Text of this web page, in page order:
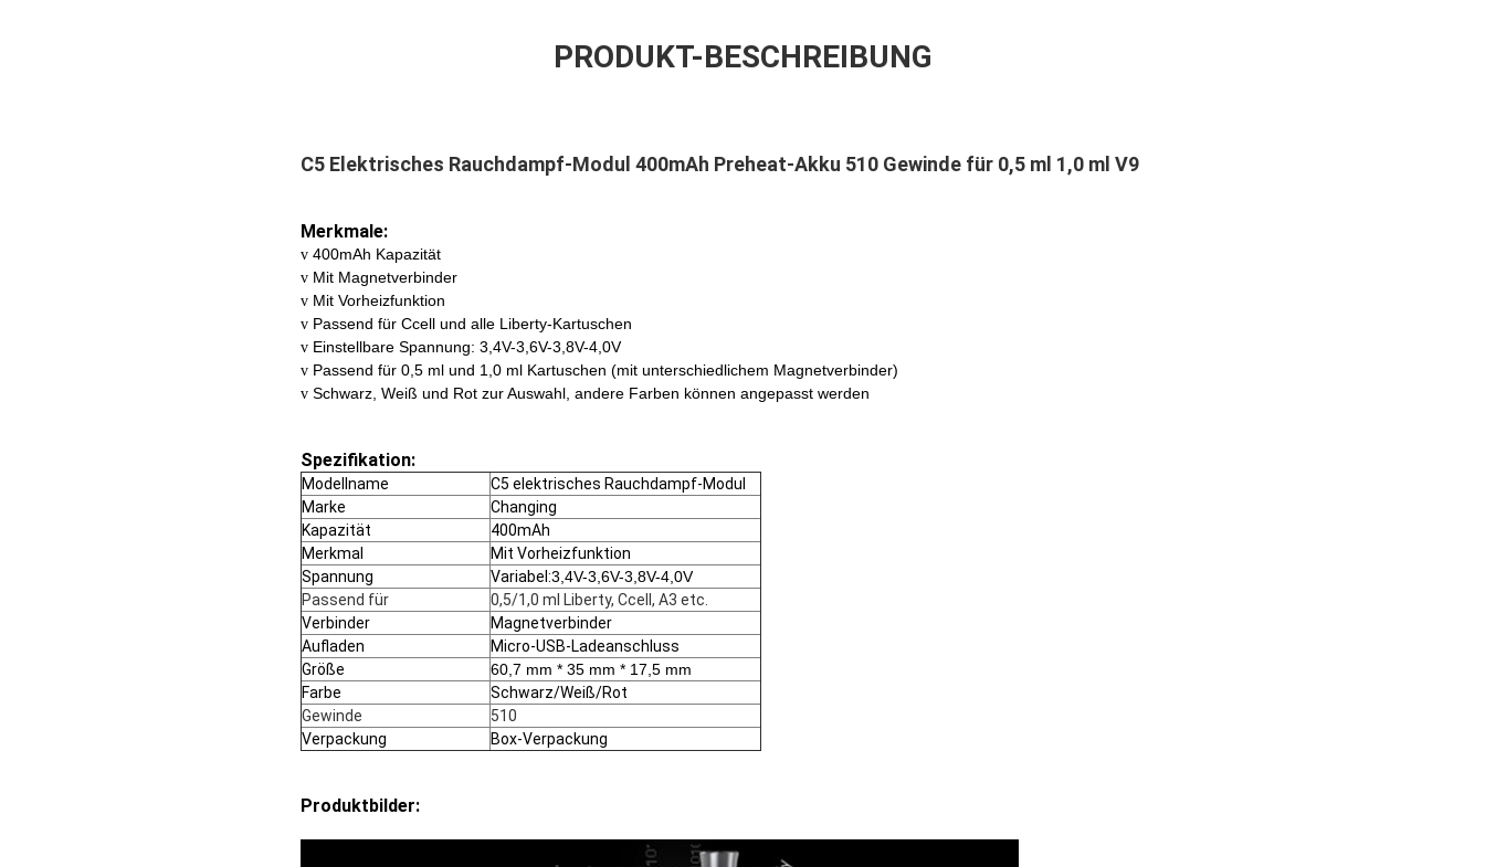
PRODUKT-BESCHREIBUNG
C5 Elektrisches Rauchdampf-Modul 400mAh Preheat-Akku 510 Gewinde für 0,5 ml 1,0 ml V9
Merkmale:
v 400mAh Kapazität
v Mit Magnetverbinder
v Mit Vorheizfunktion
v Passend für Ccell und alle Liberty-Kartuschen
v Einstellbare Spannung: 3,4V-3,6V-3,8V-4,0V
v Passend für 0,5 ml und 1,0 ml Kartuschen (mit unterschiedlichem Magnetverbinder)
v Schwarz, Weiß und Rot zur Auswahl, andere Farben können angepasst werden
Spezifikation:
Modellname
C5 elektrisches Rauchdampf-Modul
Marke
Changing
Kapazität
400mAh
Merkmal
Mit Vorheizfunktion
Spannung
Variabel:3,4V-3,6V-3,8V-4,0V
Passend für
0,5/1,0 ml Liberty, Ccell, A3 etc.
Verbinder
Magnetverbinder
Aufladen
Micro-USB-Ladeanschluss
Größe
60,7 mm * 35 mm * 17,5 mm
Farbe
Schwarz/Weiß/Rot
Gewinde
510
Verpackung
Box-Verpackung
Produktbilder: